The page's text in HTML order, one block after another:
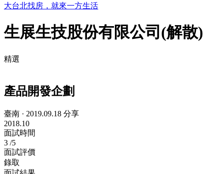
大台北找房，就來一方生活
生展生技股份有限公司(解散)
精選
產品開發企劃
臺南 · 2019.09.18 分享
2018.10
面試時間
3 /5
面試評價
錄取